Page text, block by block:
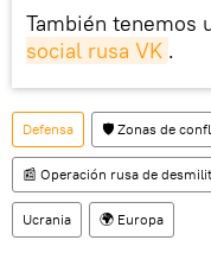
También tenemos
social rusa VK .
Defensa 🛡️ Zonas de
📰 Operación rusa de
Ucrania 🌍 Europa